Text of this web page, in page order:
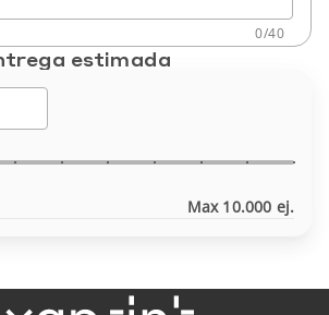
0/40
estimada
Max 10.000 ej.